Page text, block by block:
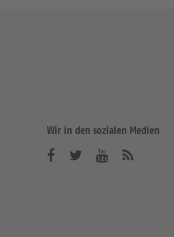
Wir in den sozialen Medien
B
B
B
A